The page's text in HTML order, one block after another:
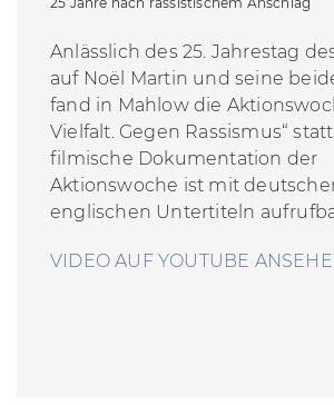
Anlässlich des 25. Jahrestag
auf Noël Martin und seine
fand in Mahlow die
Vielfalt. Gegen Rassismus“
filmische Dokumentation der
Aktionswoche ist mit
englischen Untertiteln
VIDEO AUF YOUTUBE